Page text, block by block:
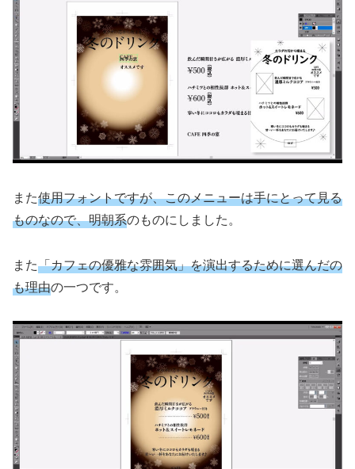
また使用フォントですが、このメニューは手にとって見る
ものなので、明朝系のものにしました。
また「カフェの優雅な雰囲気」を演出するために選んだの
も理由の一つです。